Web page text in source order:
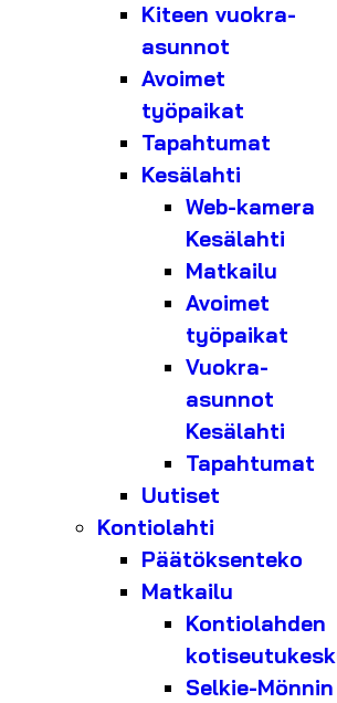
Kiteen vuokra-
asunnot
Avoimet
työpaikat
Tapahtumat
Kesälahti
Web-kamera
Kesälahti
Matkailu
Avoimet
työpaikat
Vuokra-
asunnot
Kesälahti
Tapahtumat
Uutiset
Kontiolahti
Päätöksenteko
Matkailu
Kontiolahden
Selkie-Mönnin